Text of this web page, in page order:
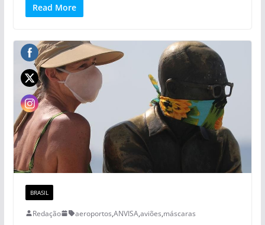
Read More
BRASIL
Redação aeroportos,ANVISA,aviões,máscaras